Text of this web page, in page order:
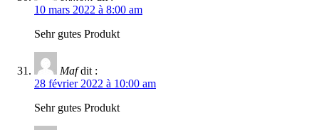
10 mars 2022 à 8:00 am
Sehr gutes Produkt
Maf dit :
28 février 2022 à 10:00 am
Sehr gutes Produkt